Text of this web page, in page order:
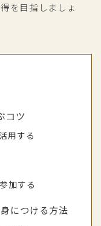
を目指しましょ
コツ
用する
加する
につける方法